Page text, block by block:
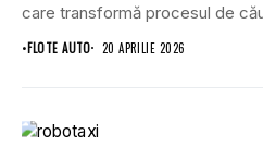
care transformă procesul de
•FLOTE AUTO 20 APRILIE 2026